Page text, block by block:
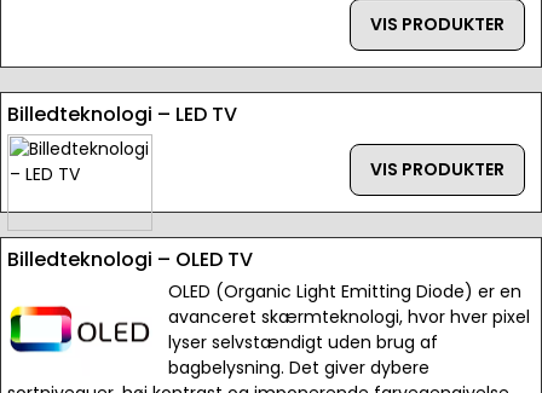
VIS PRODUKTER
Billedteknologi – LED TV
VIS PRODUKTER
Billedteknologi – OLED TV
OLED (Organic Light Emitting Diode) er en
avanceret skærmteknologi, hvor hver pixel
lyser selvstændigt uden brug af
bagbelysning. Det giver dybere